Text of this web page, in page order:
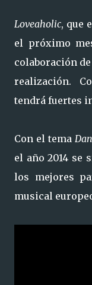
Loveaholic, que
el próximo
colaboración
realización.
tendrá fuertes
Con el tema
el año 2014 se
los mejores
musical